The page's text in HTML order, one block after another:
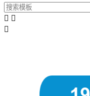
 
